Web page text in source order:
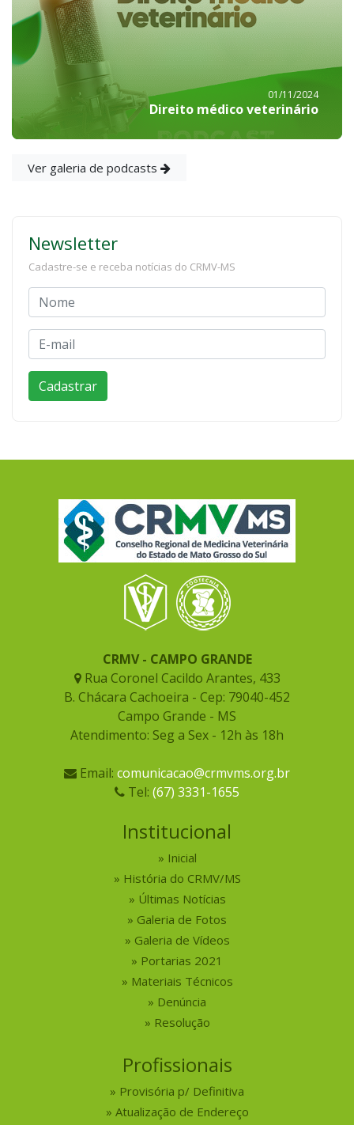
01/11/2024
Direito médico veterinário
Ver galeria de podcasts
Newsletter
Cadastre-se e receba notícias do CRMV-MS
CRMV - CAMPO GRANDE
Rua Coronel Cacildo Arantes, 433
B. Chácara Cachoeira - Cep: 79040-452
Campo Grande - MS
Atendimento: Seg a Sex - 12h às 18h
Email: comunicacao@crmvms.org.br
Tel: (67) 3331-1655
Institucional
Inicial
História do CRMV/MS
Últimas Notícias
Galeria de Fotos
Galeria de Vídeos
Portarias 2021
Materiais Técnicos
Denúncia
Resolução
Profissionais
Provisória p/ Definitiva
Atualização de Endereço